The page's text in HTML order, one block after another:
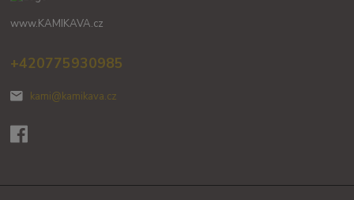
www.KAMIKAVA.cz
+420775930985
kami@kamikava.cz